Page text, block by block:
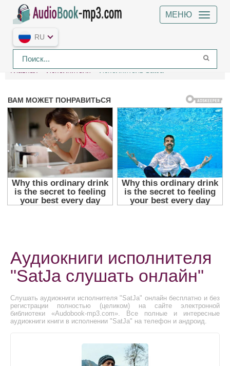
МЕНЮ
RU
Главная Исполнители Исполнитель SatJa
Аудиокниги исполнителя
"SatJa слушать онлайн"
Слушать аудиокниги исполнителя "SatJa" онлайн бесплатно и без
регистрации полностью (целиком) на сайте электронной
библиотеки «Audobook-mp3.com». Все полные и интересные
аудиокниги книги в исполнении "SatJa" на телефон и андроид.